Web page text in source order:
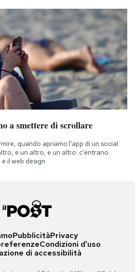
a smettere di scrollare
quando apriamo l'app di un social
e un altro, e un altro: c'entrano
il web design
PubblicitàPrivacy
Condizioni d'uso
di accessibilità